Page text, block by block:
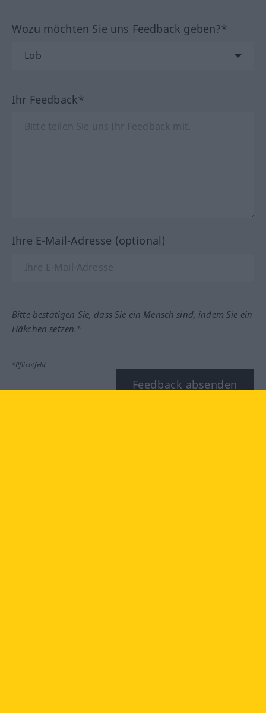
Wozu möchten Sie uns Feedback geben?*
Ihr Feedback*
Ihre E-Mail-Adresse (optional)
Bitte bestätigen Sie, dass Sie ein Mensch sind, indem Sie ein
Häkchen setzen.*
*Pflichtfeld
Feedback absenden